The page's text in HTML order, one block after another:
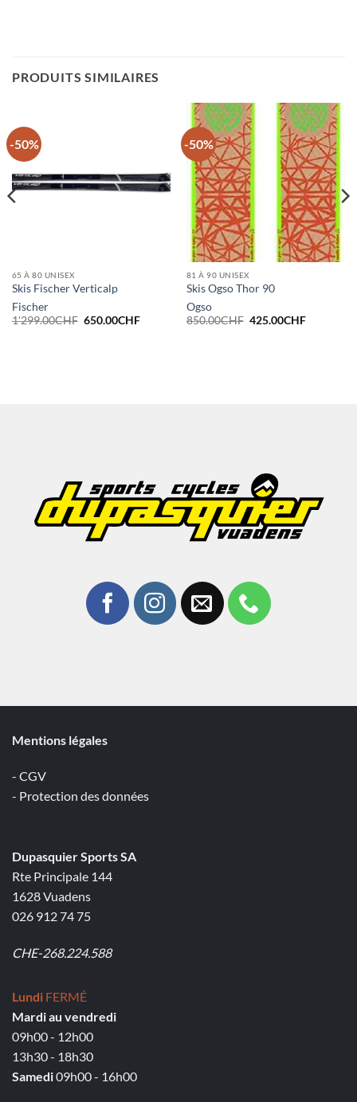
PRODUITS SIMILAIRES
-50%
65 À 80 UNISEX
Skis Fischer Verticalp
Fischer
1'299.00CHF Le
650.00CHFLe
-50%
81 À 90 UNISEX
Skis Ogso Thor 90
Ogso
850.00CHF Le
425.00CHFLe
Mentions légales
- CGV
- Protection des données
Dupasquier Sports SA
Rte Principale 144
1628 Vuadens
026 912 74 75
CHE-268.224.588
Lundi FERMÉ
Mardi au vendredi
09h00 - 12h00
13h30 - 18h30
Samedi09h00 - 16h00